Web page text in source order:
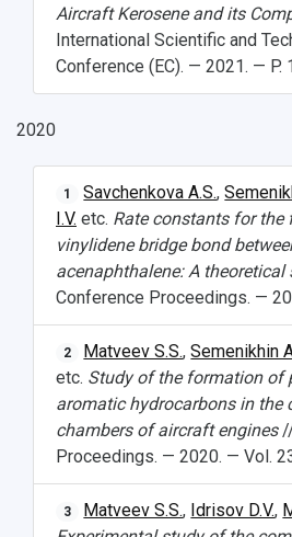
Aircraft Kerosene and its
International Scientific and
Conference (EC). — 2021. — P.
2020
1 Savchenkova A.S.,
I.V. etc. Rate constants for
vinylidene bridge bond
acenaphthalene: A theoretical
Conference Proceedings. —
2 Matveev S.S.,Semenikhin
etc. Study of the formation of
aromatic hydrocarbons in the
chambers of aircraft engines//
Proceedings. — 2020. — Vol.
3 Matveev S.S., Idrisov D.V.,